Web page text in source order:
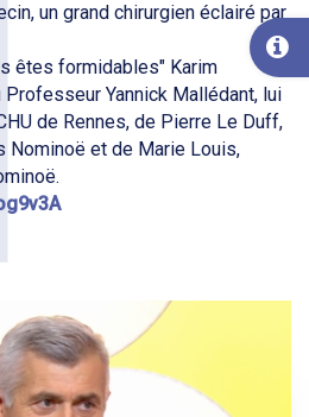
un grand chirurgien éclairé par
êtes formidables" Karim
Yannick Mallédant, lui
de Rennes, de Pierre Le Duff,
Nominoë et de Marie Louis,